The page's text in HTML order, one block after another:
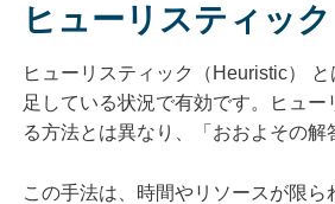
ヒューリスティック
ヒューリスティック（Heuristic）
足している状況で有効です。ヒュ
る方法とは異なり、「おおよその解
この手法は、時間やリソースが限